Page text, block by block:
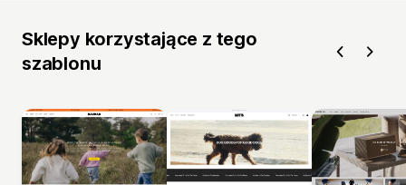
Sklepy korzystające z tego
szablonu